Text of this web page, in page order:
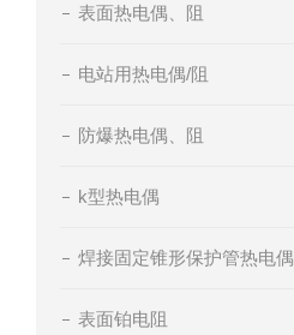
表面热电偶、阻
电站用热电偶/阻
防爆热电偶、阻
k型热电偶
焊接固定锥形保护管热电偶
表面铂电阻